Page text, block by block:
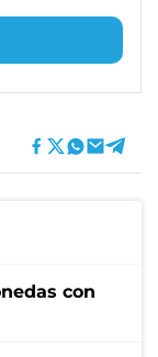
con